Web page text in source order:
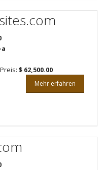
$ 62,500.00
Mehr erfahren